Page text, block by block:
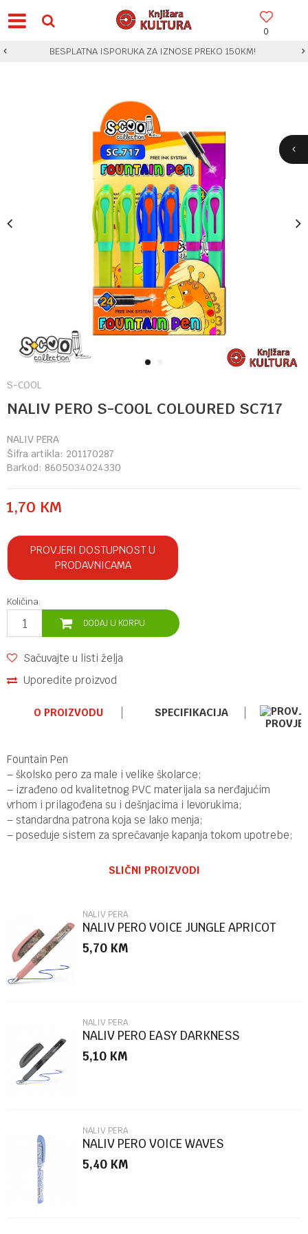
0
BESPLATNA ISPORUKA ZA IZNOSE PREKO 150KM!
1
S-COOL
NALIV PERO S-COOL COLOURED SC717
NALIV PERA
Šifra artikla: 201170287
Barkod: 8605034024330
1,70 KM
PROVJERI DOSTUPNOST U
PRODAVNICAMA
Količina:
DODAJ U KORPU
Sačuvajte u listi želja
Uporedite proizvod
O PROIZVODU
SPECIFIKACIJA
Fountain Pen
– školsko pero za male i velike školarce;
– izrađeno od kvalitetnog PVC materijala sa nerđajućim
vrhom i prilagođena su i dešnjacima i levorukima;
– standardna patrona koja se lako menja;
– poseduje sistem za sprečavanje kapanja tokom upotrebe;
Poruka
POŠALJI
SLIČNI PROIZVODI
NALIV PERA
NALIV PERO VOICE JUNGLE APRICOT
160021 SCHN.
5,70 KM
NALIV PERA
NALIV PERO EASY DARKNESS
5,10 KM
NALIV PERA
NALIV PERO VOICE WAVES
5,40 KM